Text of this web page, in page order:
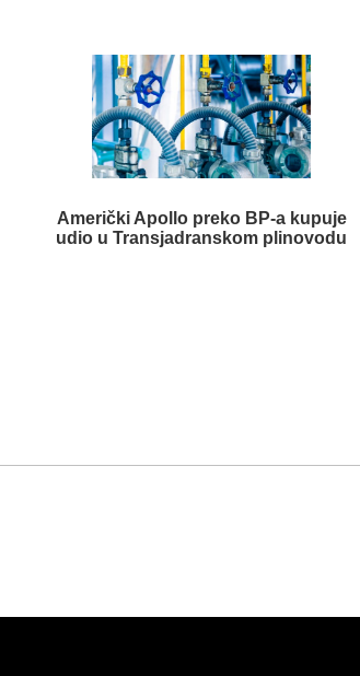
Američki Apollo preko BP-a kupuje
udio u Transjadranskom plinovodu